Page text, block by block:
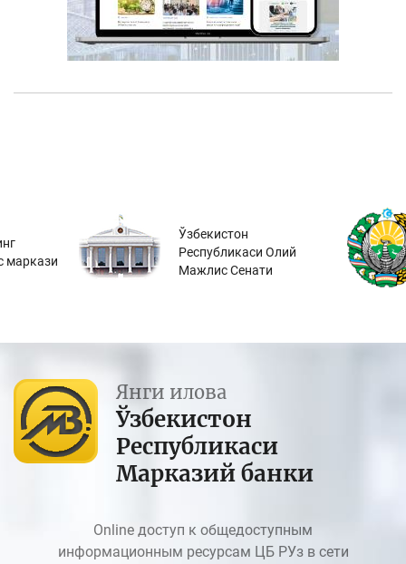
маркази
Ўзбекистон
Республикаси Олий
Мажлис Сенати
Янги илова
Ўзбекистон
Республикаси
Марказий банки
Online доступ к общедоступным
информационным ресурсам ЦБ РУз в сети